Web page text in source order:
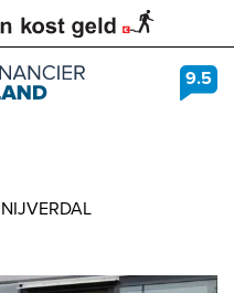
9.5